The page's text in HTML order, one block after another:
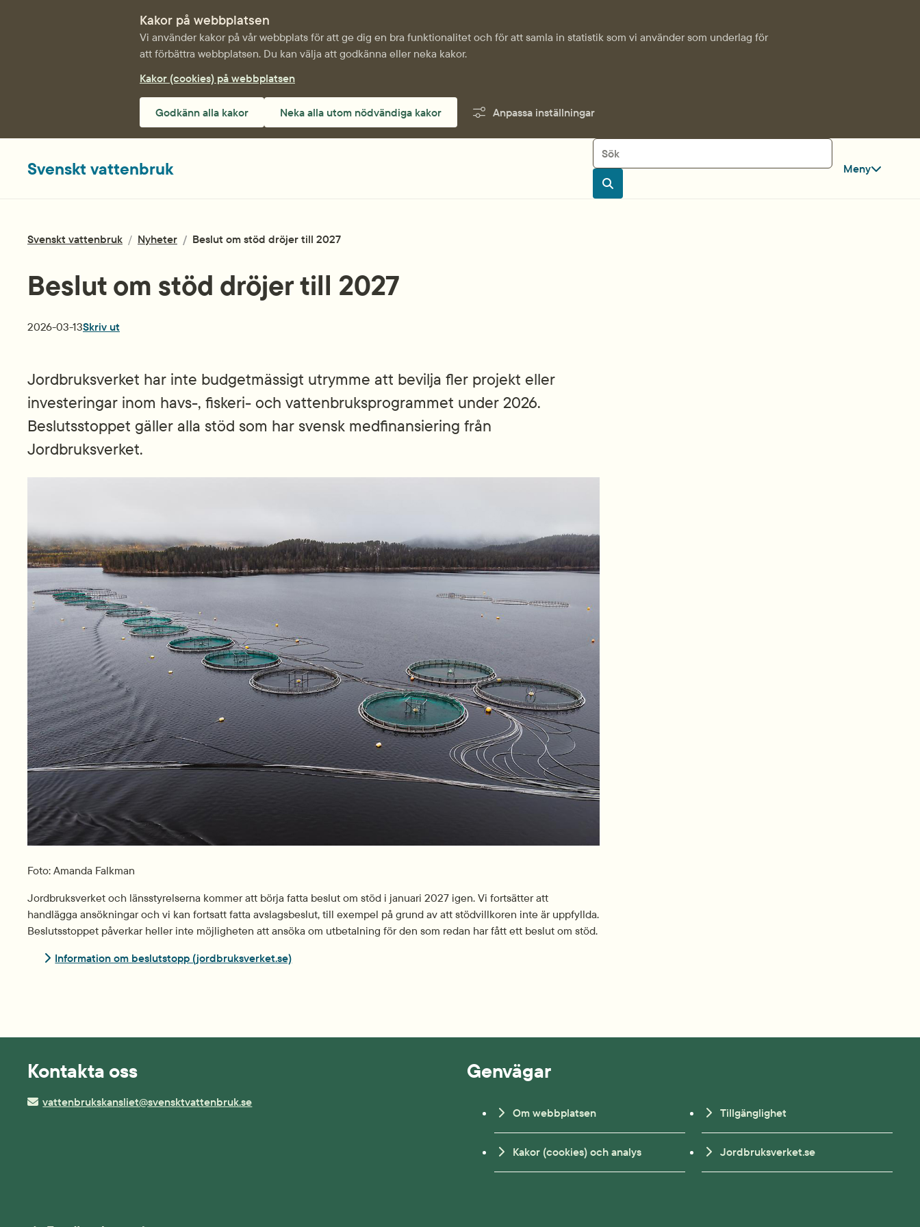
Kakor på webbplatsen
Vi använder kakor på vår webbplats för att ge dig en bra funktionalitet och för att samla in statistik som vi använder som underlag för
att förbättra webbplatsen. Du kan välja att godkänna eller neka kakor.
Kakor (cookies) på webbplatsen
Godkänn alla kakor Neka alla utom nödvändiga kakor Anpassa inställningar
Svenskt vattenbruk
Sök
Sök
Meny
Svenskt vattenbruk / Nyheter / Beslut om stöd dröjer till 2027
Beslut om stöd dröjer till 2027
Publiceringsdatum
2026-03-13Skriv ut
Jordbruksverket har inte budgetmässigt utrymme att bevilja fler projekt eller
investeringar inom havs-, fiskeri- och vattenbruks­programmet under 2026.
Beslutsstoppet gäller alla stöd som har svensk medfinansiering från
Jordbruksverket.
Foto: Amanda Falkman
Jordbruksverket och länsstyrelserna kommer att börja fatta beslut om stöd i januari 2027 igen. Vi fortsätter att
handlägga ansökningar och vi kan fortsatt fatta avslagsbeslut, till exempel på grund av att stödvillkoren inte är uppfyllda.
Beslutsstoppet påverkar heller inte möjligheten att ansöka om utbetalning för den som redan har fått ett beslut om stöd.
Information om beslutstopp (jordbruksverket.se)Länk till annan webbplats.
Kontakta oss
vattenbrukskansliet@svensktvattenbruk.se
Genvägar
Om webbplatsen Tillgänglighet
Kakor (cookies) och analys Jordbruksverket.se